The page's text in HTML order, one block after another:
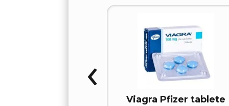
Viagra Pfizer tablete
‹